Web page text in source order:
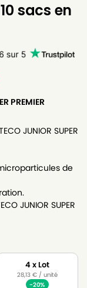
sacs en
PREMIER
JUNIOR SUPER
de
JUNIOR SUPER
4 x Lot
28,13 €/ unité
-20%